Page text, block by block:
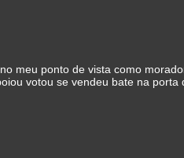
meu ponto de vista como
votou se vendeu bate na porta